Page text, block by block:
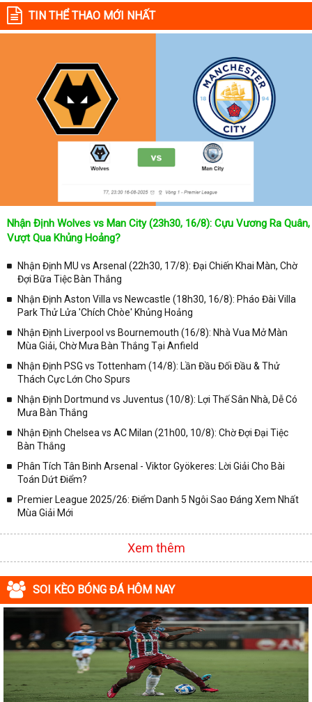
truy cập vào chuyên mục
Lịch Thi Đấu
mọi người hoàn toàn nắm rõ được chính xác về thời gian các trận
đấu bóng đá Việt Nam hay trên Thế giới diễn ra trong thời gian sắp
cả 2 đội tuyển bóng đá đang đạt được.
Không chỉ dừng lại ở đó, những người hâm mộ bóng đá có thể cập
nhật được chính xác về lịch phát sóng bóng đá được tường thuật
trực tiếp ở trên những kênh truyền hình thể thao lớn nhất hiện nay
như: VTV3, K+, SCTV, Thể thao TV,... Nếu như bạn không muốn
bỏ lỡ bất kỳ một trận đấu bóng đá nào trong từng mùa giải, hãy
thường xuyên vào chuyên mụcLịch Thi Đấutại chuyên trang
để cập nhật thông tin chính xác nhất nhé!
Lịch thi đấu được cập nhật chính xác trong toàn bộ các giải
Tại Lịch Thi Đấu của chuyên trang kqbongda.net
sẽ cập nhanh
chóng và chính xác nhất thời gian từng trận đấu bóng đá diễn ra ở
trong từng giải đấu như:
✓ Giải đấu bóng đá Ngoại hạng Anh;
✓ Giải bóng Cúp C1 Châu Âu;
✓ Giải VĐQG Tây Ban Nha;
✓ VĐQG Đức;
✓ VĐQG Pháp;
✓ Liên Đoàn Anh;
✓ U23 Châu Á;
✓ Euro 2020;
✓ VLWC KV Châu Á;
✓ Các giải đấu bóng đá khác.
Vì vậy, đồng hành cùng với chuyên trang
sẽ không bỏ lỡ bất kỳ trận đấu bóng đá nào, đặc biệt là những trận
bóng siêu kinh điển tại các giải bóng đá lớn nhất trên Thế giới. Tại
đây, mọi người sẽ có thể khai thác thêm được rất nhiều những
thông tin liên quan đến trận đấu bóng đá sắp diễn ra như:
✓ Thời gian chính xác trận đấu diễn ra;
✓ Đội hình thi đấu dự kiến;
TIN THỂ THAO MỚI NHẤT
Nhận Định Wolves vs Man City (23h30, 16/8): Cựu Vương Ra Quân,
Vượt Qua Khủng Hoảng?
Nhận Định MU vs Arsenal (22h30, 17/8): Đại Chiến Khai Màn, Chờ
Đợi Bữa Tiệc Bàn Thắng
Nhận Định Aston Villa vs Newcastle (18h30, 16/8): Pháo Đài Villa
Park Thử Lửa 'Chích Chòe' Khủng Hoảng
Nhận Định Liverpool vs Bournemouth (16/8): Nhà Vua Mở Màn
Mùa Giải, Chờ Mưa Bàn Thắng Tại Anfield
Nhận Định PSG vs Tottenham (14/8): Lần Đầu Đối Đầu & Thử
Thách Cực Lớn Cho Spurs
Nhận Định Dortmund vs Juventus (10/8): Lợi Thế Sân Nhà, Dễ Có
Mưa Bàn Thắng
Nhận Định Chelsea vs AC Milan (21h00, 10/8): Chờ Đợi Đại Tiệc
Bàn Thắng
Phân Tích Tân Binh Arsenal - Viktor Gyökeres: Lời Giải Cho Bài
Toán Dứt Điểm?
Premier League 2025/26: Điểm Danh 5 Ngôi Sao Đáng Xem Nhất
Mùa Giải Mới
Xem thêm
SOI KÈO BÓNG ĐÁ HÔM NAY